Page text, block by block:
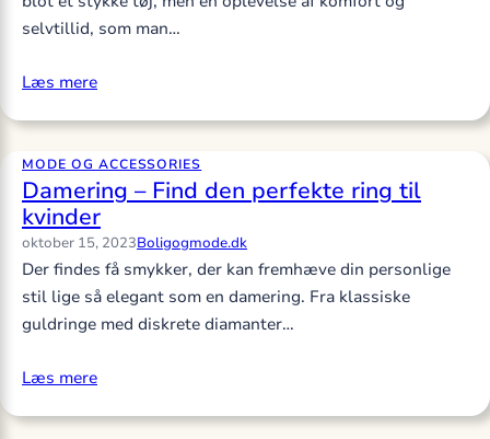
selvtillid, som man…
Læs mere
MODE OG ACCESSORIES
Damering – Find den perfekte ring til
kvinder
oktober 15, 2023Boligogmode.dk
Der findes få smykker, der kan fremhæve din personlige
stil lige så elegant som en damering. Fra klassiske
guldringe med diskrete diamanter…
Læs mere